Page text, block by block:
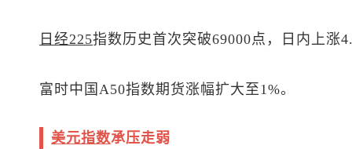
日经225指数历史首次突破69000点，日内上涨
富时中国A50指数期货涨幅扩大至1%。
美元指数承压走弱